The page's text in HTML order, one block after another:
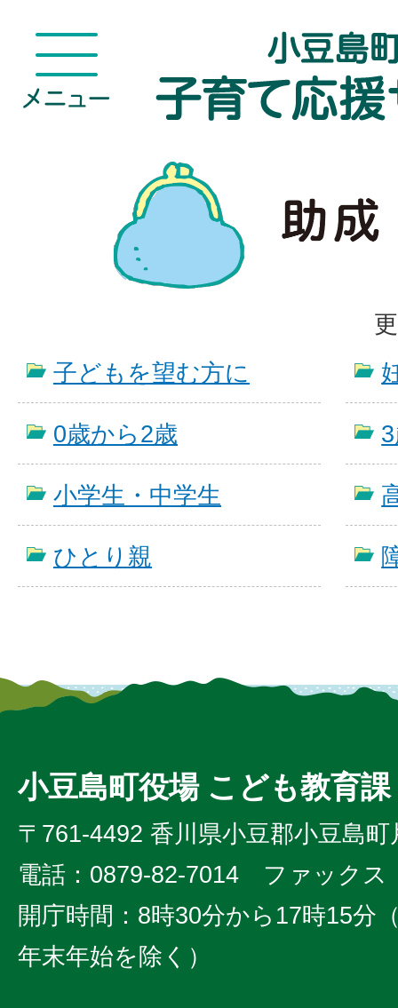
子どもを望む方に
0歳から2歳
小学生・中学生
ひとり親
小豆島町役場 こども教育課
〒761-4492 香川県小豆郡小豆島
電話：0879-82-7014 ファックス
開庁時間：8時30分から17時15分
年末年始を除く）